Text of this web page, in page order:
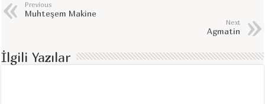
Previous
Muhteşem Makine
Next
Agmatin
İlgili Yazılar